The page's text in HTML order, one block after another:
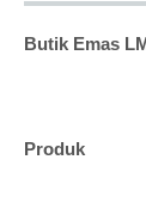
Butik Emas